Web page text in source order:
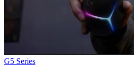
G5 Series